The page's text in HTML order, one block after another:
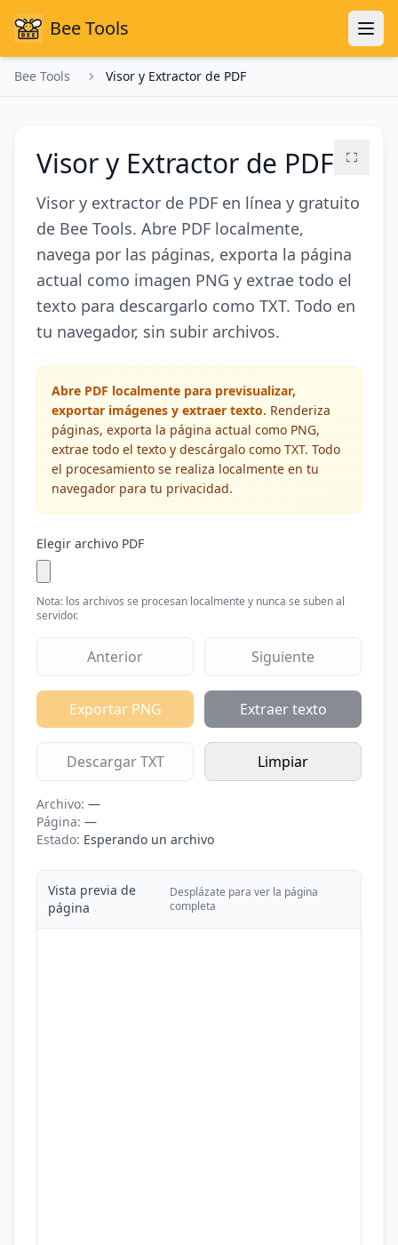
Bee Tools
Bee Tools Visor y Extractor de PDF
Visor y Extractor de PDF
Visor y extractor de PDF en línea y gratuito
de Bee Tools. Abre PDF localmente,
navega por las páginas, exporta la página
actual como imagen PNG y extrae todo el
texto para descargarlo como TXT. Todo en
tu navegador, sin subir archivos.
Abre PDF localmente para previsualizar,
exportar imágenes y extraer texto. Renderiza
páginas, exporta la página actual como PNG,
extrae todo el texto y descárgalo como TXT. Todo
el procesamiento se realiza localmente en tu
navegador para tu privacidad.
Elegir archivo PDF
Nota: los archivos se procesan localmente y nunca se suben al
servidor.
Anterior Siguiente
Exportar PNG Extraer texto
Descargar TXT Limpiar
Archivo: —
Página: —
Estado: Esperando un archivo
Vista previa de
página
Desplázate para ver la página
completa